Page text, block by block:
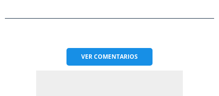
VERCOMENTARIOS